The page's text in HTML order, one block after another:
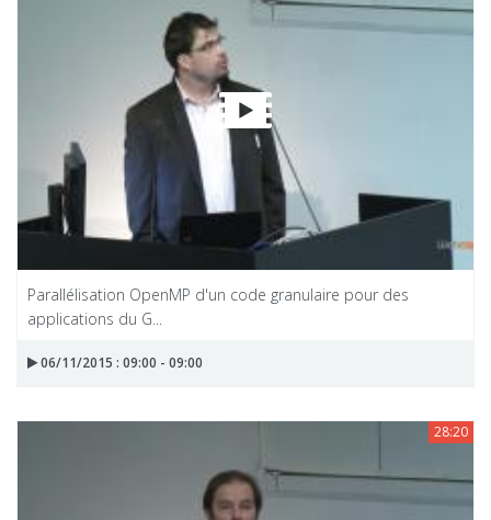
Parallélisation OpenMP d'un code granulaire pour des
applications du G...
06/11/2015 : 09:00 - 09:00
28:20